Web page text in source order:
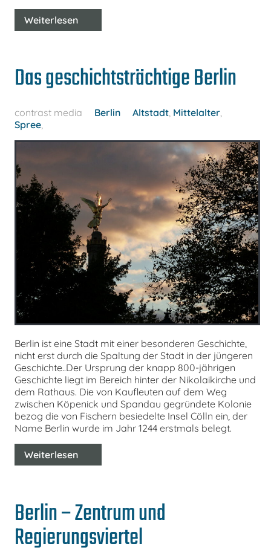
Weiterlesen
Das geschichtsträchtige Berlin
contrast media Berlin Altstadt Mittelalter
Spree
Berlin ist eine Stadt mit einer besonderen Geschichte,
nicht erst durch die Spaltung der Stadt in der jüngeren
Geschichte..Der Ursprung der knapp 800-jährigen
Geschichte liegt im Bereich hinter der Nikolaikirche und
dem Rathaus. Die von Kaufleuten auf dem Weg
zwischen Köpenick und Spandau gegründete Kolonie
bezog die von Fischern besiedelte Insel Cölln ein, der
Name Berlin wurde im Jahr 1244 erstmals belegt.
Weiterlesen
Berlin – Zentrum und
Regierungsviertel